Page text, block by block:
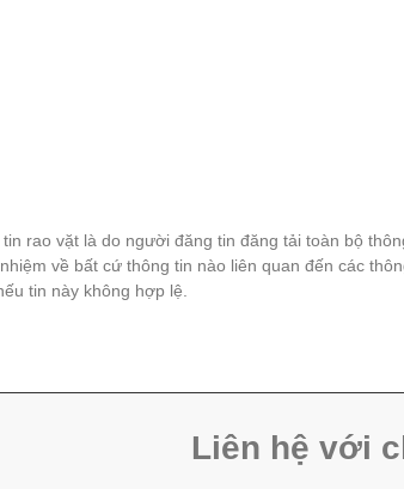
rao vặt là do người đăng tin đăng tải toàn bộ
về bất cứ thông tin nào liên quan đến các
tin này không hợp lệ.
Liên hệ với